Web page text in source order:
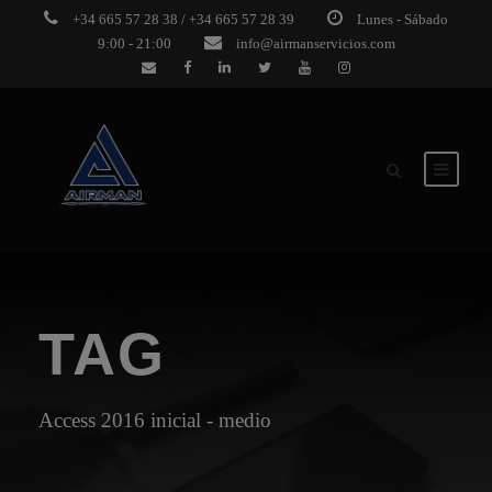
+34 665 57 28 38 / +34 665 57 28 39
Lunes - Sábado
9:00 - 21:00
info@airmanservicios.com
TAG
Access 2016 inicial - medio